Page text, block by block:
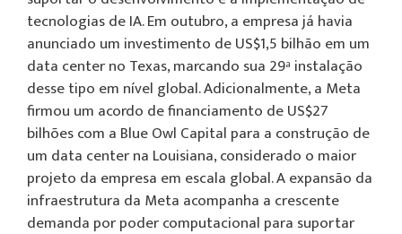
tecnologias de IA. Em outubro, a empresa já havia
anunciado um investimento de US$1,5 bilhão em um
data center no Texas, marcando sua 29ª instalação
desse tipo em nível global. Adicionalmente, a Meta
firmou um acordo de financiamento de US$27
bilhões com a Blue Owl Capital para a construção de
um data center na Louisiana, considerado o maior
projeto da empresa em escala global. A expansão da
infraestrutura da Meta acompanha a crescente
demanda por poder computacional para suportar